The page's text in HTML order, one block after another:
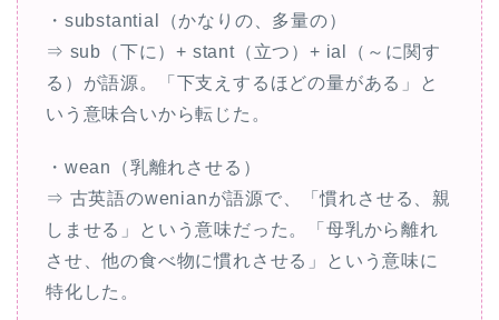
・substantial（かなりの、多量の）
⇒ sub（下に）+ stant（立つ）+ ial（～に関す
る）が語源。「下支えするほどの量がある」と
いう意味合いから転じた。
・wean（乳離れさせる）
⇒ 古英語のwenianが語源で、「慣れさせる、親
しませる」という意味だった。「母乳から離れ
させ、他の食べ物に慣れさせる」という意味に
特化した。